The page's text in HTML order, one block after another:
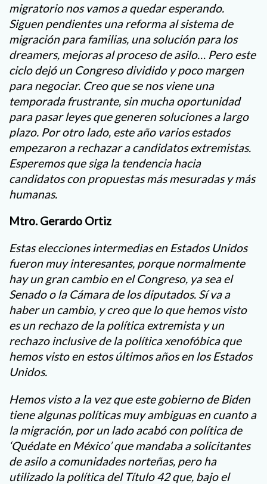
migratorio nos vamos a quedar esperando.
Siguen pendientes una reforma al sistema de
migración para familias, una solución para los
dreamers, mejoras al proceso de asilo… Pero este
ciclo dejó un Congreso dividido y poco margen
para negociar. Creo que se nos viene una
temporada frustrante, sin mucha oportunidad
para pasar leyes que generen soluciones a largo
plazo. Por otro lado, este año varios estados
empezaron a rechazar a candidatos extremistas.
Esperemos que siga la tendencia hacia
candidatos con propuestas más mesuradas y más
humanas.
Mtro. Gerardo Ortiz
Estas elecciones intermedias en Estados Unidos
fueron muy interesantes, porque normalmente
hay un gran cambio en el Congreso, ya sea el
Senado o la Cámara de los diputados. Sí va a
haber un cambio, y creo que lo que hemos visto
es un rechazo de la política extremista y un
rechazo inclusive de la política xenofóbica que
hemos visto en estos últimos años en los Estados
Unidos.
Hemos visto a la vez que este gobierno de Biden
tiene algunas políticas muy ambiguas en cuanto a
la migración, por un lado acabó con política de
‘Quédate en México’ que mandaba a solicitantes
de asilo a comunidades norteñas, pero ha
utilizado la política del Título 42 que, bajo el